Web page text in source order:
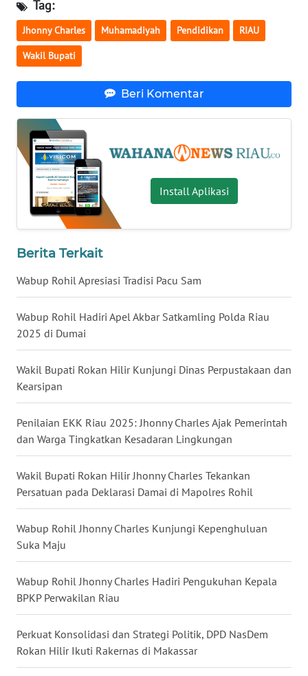
Tag:
Jhonny Charles Muhamadiyah Pendidikan RIAU
Wakil Bupati
Beri Komentar
Install Aplikasi
Berita Terkait
Wabup Rohil Apresiasi Tradisi Pacu Sam
Wabup Rohil Hadiri Apel Akbar Satkamling Polda Riau
2025 di Dumai
Wakil Bupati Rokan Hilir Kunjungi Dinas Perpustakaan dan
Kearsipan
Penilaian EKK Riau 2025: Jhonny Charles Ajak Pemerintah
dan Warga Tingkatkan Kesadaran Lingkungan
Wakil Bupati Rokan Hilir Jhonny Charles Tekankan
Persatuan pada Deklarasi Damai di Mapolres Rohil
Wabup Rohil Jhonny Charles Kunjungi Kepenghuluan
Suka Maju
Wabup Rohil Jhonny Charles Hadiri Pengukuhan Kepala
BPKP Perwakilan Riau
Perkuat Konsolidasi dan Strategi Politik, DPD NasDem
Rokan Hilir Ikuti Rakernas di Makassar
WN
LAMPUNG
WN
WN
NUSANTARA
WN
JOGJA
WN
JATIM
BALI
WN
KALBAR
WN
KALTENG
KALTARA
KALSEL
KALTIM
SULSEL
WN
GORONTALO
WN